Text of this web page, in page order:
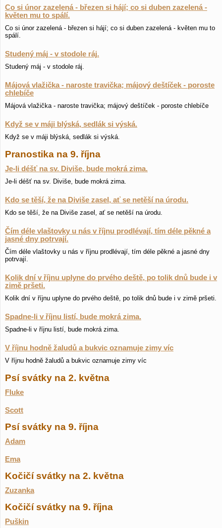
Co si únor zazelená - březen si hájí; co si duben zazelená -
květen mu to spálí.
Co si únor zazelená - březen si hájí; co si duben zazelená - květen mu to
spálí.
Studený máj - v stodole ráj.
Studený máj - v stodole ráj.
Májová vlažička - naroste travička; májový deštíček - poroste
chlebíče
Májová vlažička - naroste travička; májový deštíček - poroste chlebíče
Když se v máji blýská, sedlák si výská.
Když se v máji blýská, sedlák si výská.
Pranostika na 9. října
Je-li déšť na sv. Diviše, bude mokrá zima.
Je-li déšť na sv. Diviše, bude mokrá zima.
Kdo se těší, že na Diviše zasel, ať se netěší na úrodu.
Kdo se těší, že na Diviše zasel, ať se netěší na úrodu.
Čím déle vlaštovky u nás v říjnu prodlévají, tím déle pěkné a
jasné dny potrvají.
Čím déle vlaštovky u nás v říjnu prodlévají, tím déle pěkné a jasné dny
potrvají.
Kolik dní v říjnu uplyne do prvého deště, po tolik dnů bude i v
zimě pršeti.
Kolik dní v říjnu uplyne do prvého deště, po tolik dnů bude i v zimě pršeti.
Spadne-li v říjnu listí, bude mokrá zima.
Spadne-li v říjnu listí, bude mokrá zima.
V říjnu hodně žaludů a bukvic oznamuje zimy víc
V říjnu hodně žaludů a bukvic oznamuje zimy víc
Psí svátky na 2. května
Fluke
Scott
Psí svátky na 9. října
Adam
Ema
Kočičí svátky na 2. května
Zuzanka
Kočičí svátky na 9. října
Puškin